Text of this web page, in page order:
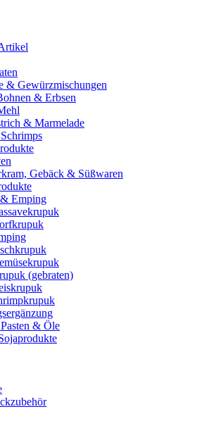
& Gewürzmischungen
& Erbsen
& Marmelade
Gebäck & Süßwaren
Emping
(gebraten)
& Öle